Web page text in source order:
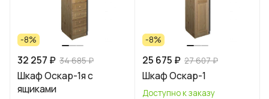
-8%
32 257 ₽ 34 685 ₽
Шкаф Оскар-1я с
ящиками
-8%
25 675 ₽ 27 607 ₽
Шкаф Оскар-1
Доступно к заказу